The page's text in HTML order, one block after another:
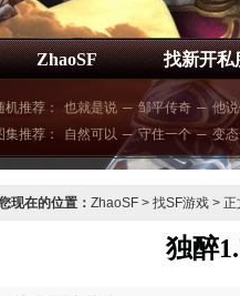
ZhaoSF 找新开私
机推荐： 也就是说 ─ 邹平传奇 ─ 他
集推荐：
自然可以 ─ 守住一个 ─ 变
现在的位置： ZhaoSF > 找SF游戏 > 正
独醉